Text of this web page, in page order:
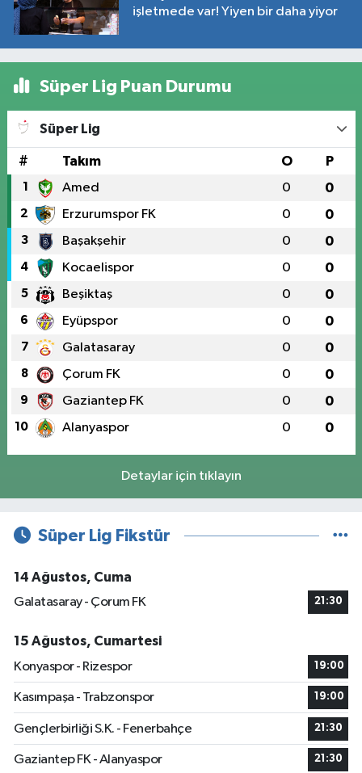
işletmede var! Yiyen bir daha yiyor
Süper Lig Puan Durumu
Süper Lig
# Takım O P
1 Amed 0 0
2 Erzurumspor FK 0 0
3 Başakşehir 0 0
4 Kocaelispor 0 0
5 Beşiktaş 0 0
6 Eyüpspor 0 0
7 Galatasaray 0 0
8 Çorum FK 0 0
9 Gaziantep FK 0 0
10 Alanyaspor 0 0
Detaylar için tıklayın
Süper Lig Fikstür
14 Ağustos, Cuma
Galatasaray - Çorum FK
21:30
15 Ağustos, Cumartesi
Konyaspor - Rizespor
19:00
Kasımpaşa - Trabzonspor 19:00
Gençlerbirliği S.K. - Fenerbahçe 21:30
Gaziantep FK - Alanyaspor 21:30